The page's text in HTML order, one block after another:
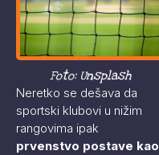
Foto: Unsplash
Neretko se dešava da
sportski klubovi u nižim
rangovima ipak
prvenstvo postave kao